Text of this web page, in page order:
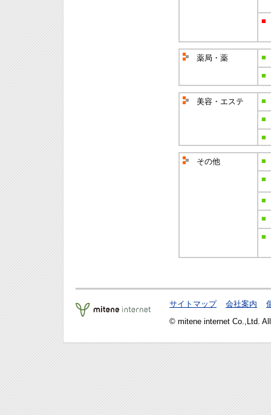
■
薬局・薬
■
■
美容・エステ
■
■
■
その他
■
■
■
■
■
サイトマップ 会社案内
© mitene internet Co.,Ltd.